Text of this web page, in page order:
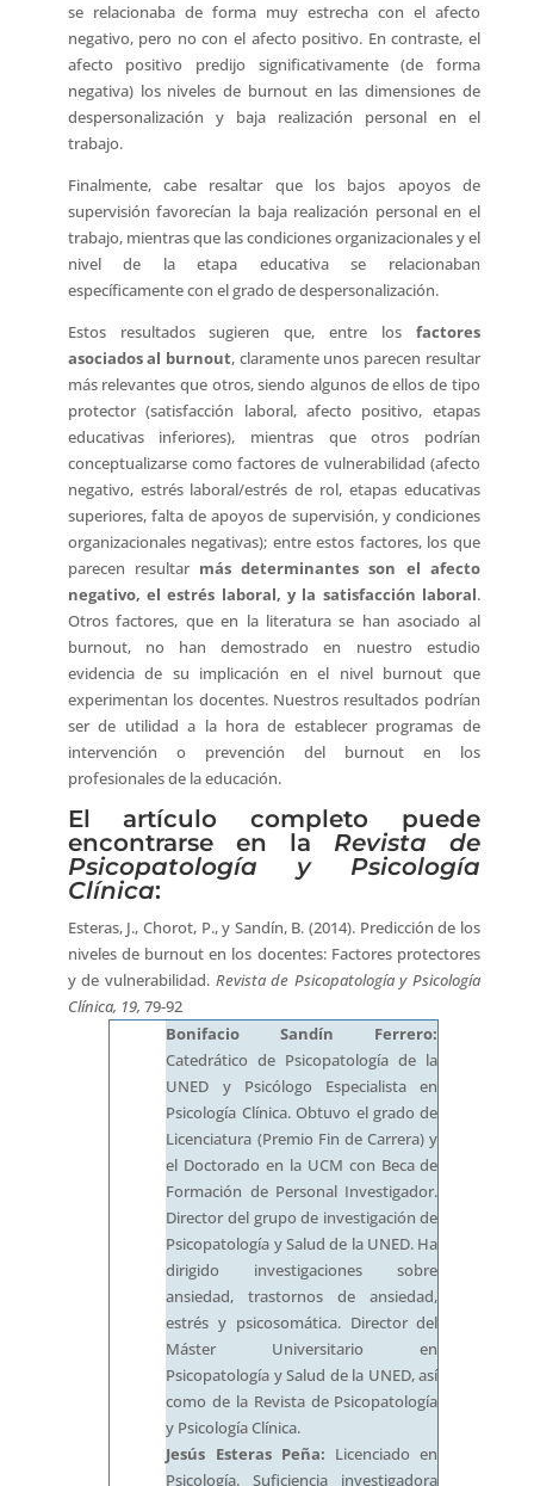
se relacionaba de forma muy estrecha con el afecto
negativo, pero no con el afecto positivo. En contraste, el
afecto positivo predijo significativamente (de forma
negativa) los niveles de burnout en las dimensiones de
despersonalización y baja realización personal en el
trabajo.
Finalmente, cabe resaltar que los bajos apoyos de
supervisión favorecían la baja realización personal en el
trabajo, mientras que las condiciones organizacionales y el
nivel de la etapa educativa se relacionaban
específicamente con el grado de despersonalización.
Estos resultados sugieren que, entre los factores
asociados al burnout, claramente unos parecen resultar
más relevantes que otros, siendo algunos de ellos de tipo
protector (satisfacción laboral, afecto positivo, etapas
educativas inferiores), mientras que otros podrían
conceptualizarse como factores de vulnerabilidad (afecto
negativo, estrés laboral/estrés de rol, etapas educativas
superiores, falta de apoyos de supervisión, y condiciones
organizacionales negativas); entre estos factores, los que
parecen resultar más determinantes son el afecto
negativo, el estrés laboral, y la satisfacción laboral.
Otros factores, que en la literatura se han asociado al
burnout, no han demostrado en nuestro estudio
evidencia de su implicación en el nivel burnout que
experimentan los docentes. Nuestros resultados podrían
ser de utilidad a la hora de establecer programas de
intervención o prevención del burnout en los
profesionales de la educación.
El artículo completo puede
encontrarse en la Revista de
Psicopatología y Psicología
Clínica:
Esteras, J., Chorot, P., y Sandín, B. (2014). Predicción de los
niveles de burnout en los docentes: Factores protectores
y de vulnerabilidad. Revista de Psicopatología y Psicología
Clínica, 19, 79-92
Bonifacio Sandín Ferrero:
Catedrático de Psicopatología de la
UNED y Psicólogo Especialista en
Psicología Clínica. Obtuvo el grado de
Licenciatura (Premio Fin de Carrera) y
el Doctorado en la UCM con Beca de
Formación de Personal Investigador.
Director del grupo de investigación de
Psicopatología y Salud de la UNED. Ha
dirigido investigaciones sobre
ansiedad, trastornos de ansiedad,
estrés y psicosomática. Director del
Máster Universitario en
Psicopatología y Salud de la UNED, así
como de la Revista de Psicopatología
y Psicología Clínica.
Jesús Esteras Peña: Licenciado en
Psicología. Suficiencia investigadora